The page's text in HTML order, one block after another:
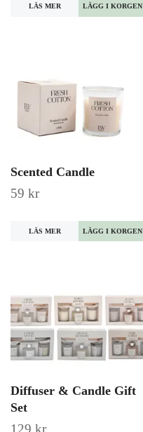
LÄS MER LÄGG I KORGEN
Scented Candle
59 kr
LÄS MER LÄGG I KORGEN
Diffuser & Candle Gift
Set